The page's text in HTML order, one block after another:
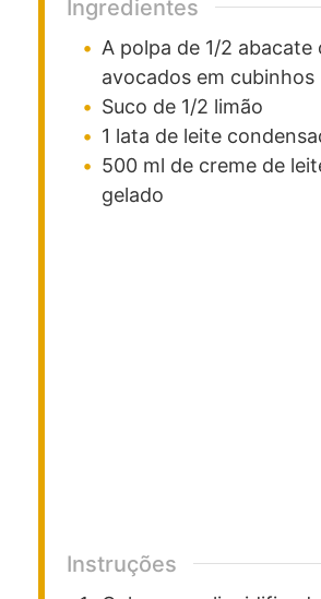
Ingredientes
A polpa de 1/2 abacate
avocados em cubinhos
Suco de 1/2 limão
1 lata de leite
500 ml de creme de
gelado
Instruções